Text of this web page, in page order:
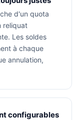
d'un quota
reliquat
Les soldes
à chaque
annulation,
configurables